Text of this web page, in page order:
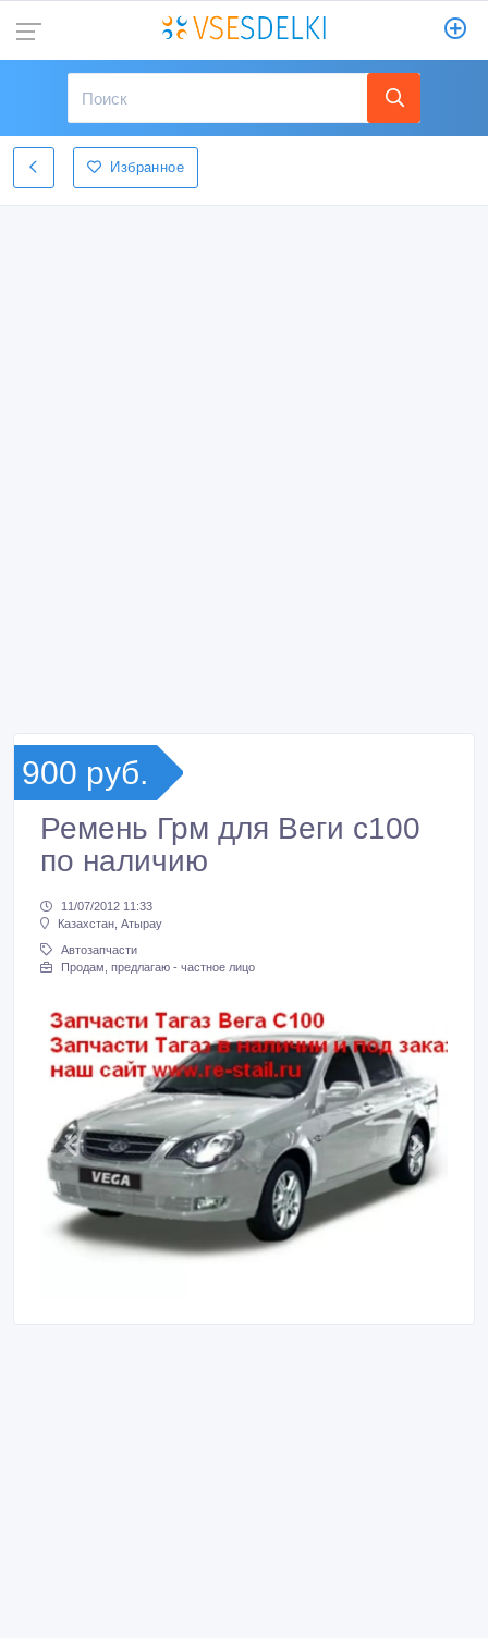
Избранное
900 руб.
Ремень Грм для Веги с100
по наличию
11/07/2012 11:33
Казахстан, Атырау
Автозапчасти
Продам, предлагаю - частное лицо